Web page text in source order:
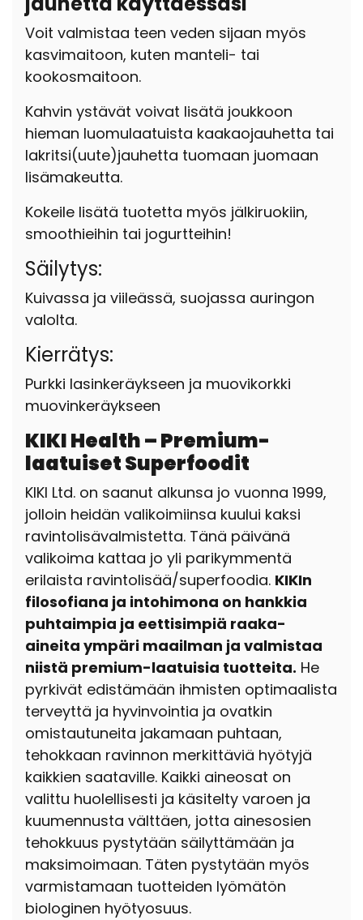
Voit valmistaa teen veden sijaan myös
kasvimaitoon, kuten manteli- tai
kookosmaitoon.
Kahvin ystävät voivat lisätä joukkoon
hieman luomulaatuista kaakaojauhetta tai
lakritsi(uute)jauhetta tuomaan juomaan
lisämakeutta.
Kokeile lisätä tuotetta myös jälkiruokiin,
smoothieihin tai jogurtteihin!
Säilytys:
Kuivassa ja viileässä, suojassa auringon
valolta.
Kierrätys:
Purkki lasinkeräykseen ja muovikorkki
muovinkeräykseen
KIKI Health – Premium-
laatuiset Superfoodit
KIKI Ltd. on saanut alkunsa jo vuonna 1999,
jolloin heidän valikoimiinsa kuului kaksi
ravintolisävalmistetta. Tänä päivänä
valikoima kattaa jo yli parikymmentä
erilaista ravintolisää/superfoodia. KIKIn
filosofiana ja intohimona on hankkia
puhtaimpia ja eettisimpiä raaka-
aineita ympäri maailman ja valmistaa
niistä premium-laatuisia tuotteita. He
pyrkivät edistämään ihmisten optimaalista
terveyttä ja hyvinvointia ja ovatkin
omistautuneita jakamaan puhtaan,
tehokkaan ravinnon merkittäviä hyötyjä
kaikkien saataville. Kaikki aineosat on
valittu huolellisesti ja käsitelty varoen ja
kuumennusta välttäen, jotta ainesosien
tehokkuus pystytään säilyttämään ja
maksimoimaan. Täten pystytään myös
varmistamaan tuotteiden lyömätön
biologinen hyötyosuus.